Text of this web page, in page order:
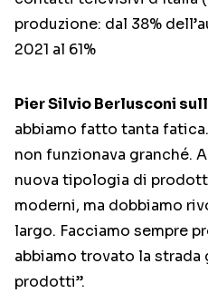
produzione: dal 38%
2021 al 61%
Pier Silvio Berlusconi
abbiamo fatto tanta
non funzionava granché.
nuova tipologia di
moderni, ma dobbiamo
largo. Facciamo sempre
abbiamo trovato la
prodotti”.